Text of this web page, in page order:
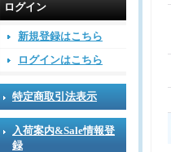
ログイン
新規登録はこちら
ログインはこちら
特定商取引法表示
入荷案内&Sale情報登
録